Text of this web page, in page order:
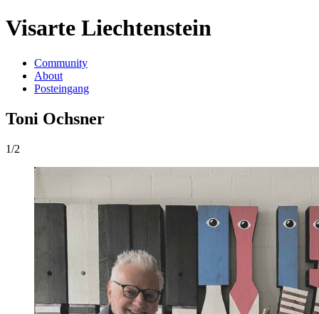
Visarte Liechtenstein
Community
About
Posteingang
Toni Ochsner
1/2